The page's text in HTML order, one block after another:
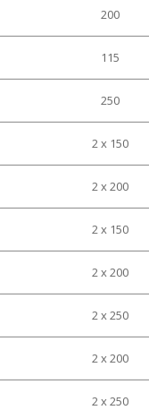
200
115
250
2 x 150
2 x 200
2 x 150
2 x 200
2 x 250
2 x 200
2 x 250